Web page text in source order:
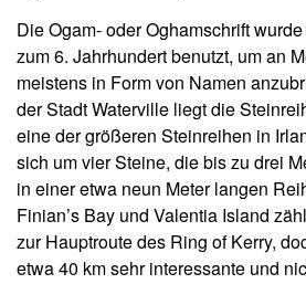
Die Ogam- oder Oghamschrift
zum 6. Jahrhundert benutzt, um an
meistens in Form von Namen
der Stadt Waterville liegt die
eine der größeren Steinreihen in
sich um vier Steine, die bis zu drei
in einer etwa neun Meter langen
Finian’s Bay und Valentia Island
zur Hauptroute des Ring of Kerry,
etwa 40 km sehr interessante und